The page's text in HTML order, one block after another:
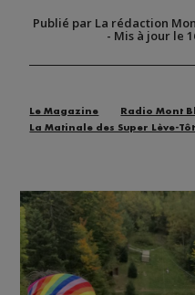
Publié par La rédaction
- Mis à jour le
Le Magazine Radio Mont
La Matinale des Super Lève-Tôt